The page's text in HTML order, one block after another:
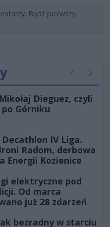
Bądź pierwszy,
Poprzednie
Dieguez, czyli
Górniku
Decathlon IV Liga.
Radom, derbowa
Energii Kozienice
elektryczne pod
Od marca
już 28 zdarzeń
bezradny w starciu